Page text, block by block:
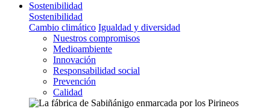
Sostenibilidad
Sostenibilidad
Cambio climático Igualdad y diversidad
Nuestros compromisos
Medioambiente
Innovación
Responsabilidad social
Prevención
Calidad